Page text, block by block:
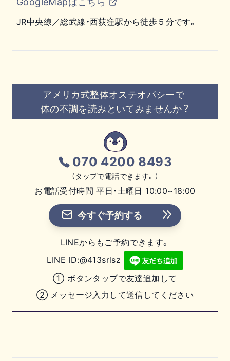
JR中央線／総武線・西荻窪駅から徒歩５分です。
アメリカ式整体オステオパシーで
体の不調を読みといてみませんか？
070 4200 8493
（タップで電話できます。）
お電話受付時間 平日・土曜日 10:00~18:00
今すぐ予約する
LINEからもご予約できます。
LINE ID:@413srlsz
① ボタンタップで友達追加して
② メッセージ入力して送信してください